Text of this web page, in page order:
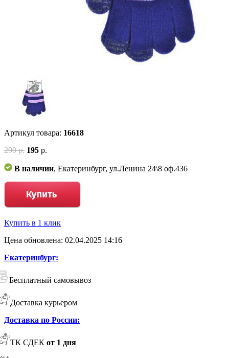
Артикул товара: 16618
290 р. 195 р.
В наличии, Екатеринбург, ул.Ленина 24\8 оф.436
Купить в 1 клик
Цена обновлена: 02.04.2025 14:16
Екатеринбург:
Бесплатный самовывоз
Доставка курьером
Доставка по России:
ТК СДЕК от 1 дня